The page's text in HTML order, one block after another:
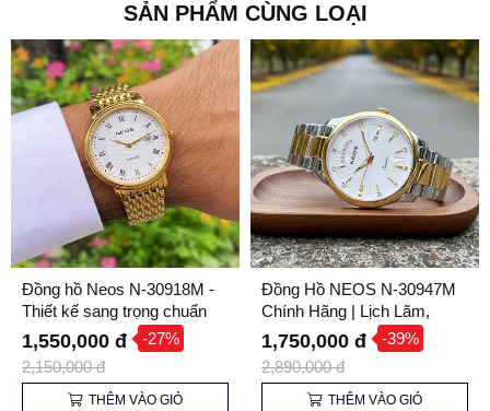
SẢN PHẨM CÙNG LOẠI
Đồng hồ Neos N-30918M -
Thiết kế sang trọng chuẩn
quý ông
1,550,000 đ -27%
2,150,000 đ
THÊM VÀO GIỎ
Đồng Hồ NEOS N-30947M
Chính Hãng | Lịch Lãm,
Sang Trọng - Giá Tốt Nhất
1,750,000 đ -39%
2,890,000 đ
THÊM VÀO GIỎ